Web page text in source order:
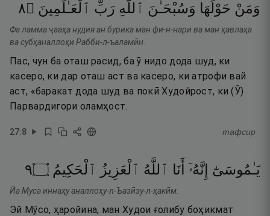
وَمَنْ حَوْلَهَا وَسُبْحَـٰنَ ٱللَّهِ رَبِّ ٱلْعَـٰلَمِينَ ۝٨
Фа ламма ҷааҳа нудия ан бурика ман фи-н-нари ва ман ҳавлаҳа
ва субҳаналлоҳи Рабби-л-ъаламӣн.
Пас, чун ба оташ расид, ба ӯ нидо дода шуд, ки
касеро, ки дар оташ аст ва касеро, ки атрофи вай
аст, «баракат дода шуд ва покӣ Худойрост, ки (Ӯ)
Парвардигори оламҳост.
27:8 тафсир
يَـٰمُوسَىٰٓ إِنَّهُۥٓ أَنَا ٱللَّهُ ٱلْعَزِيزُ ٱلْحَكِيمُ ۝٩
Йа Муса иннаҳу аналлоҳу-л-Ъазӣзу-л-ҳакӣм.
Эй Мӯсо, ҳаройина, ман Худои ғолибу боҳикмат